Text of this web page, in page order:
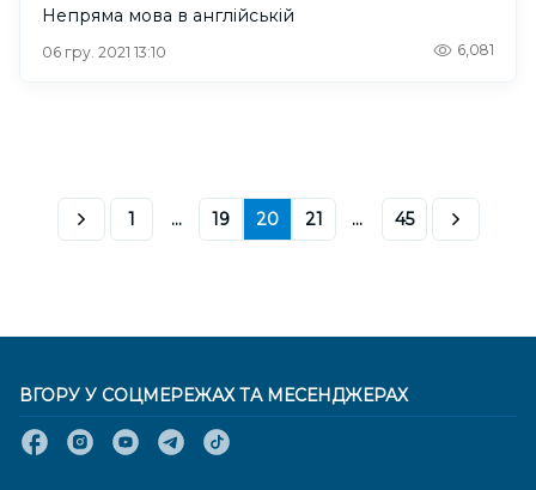
Непряма мова в англійській
06 гру. 2021 13:10 6,081
1 ... 19 20 21 ... 45
ВГОРУ У СОЦМЕРЕЖАХ ТА МЕСЕНДЖЕРАХ